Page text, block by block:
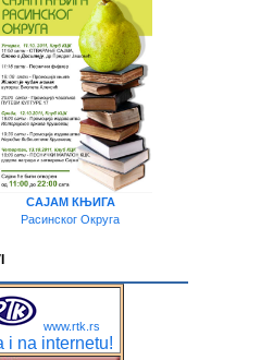
САЈАМ КЊИГА
Расинског Округа
www.rtk.rs
i na internetu!